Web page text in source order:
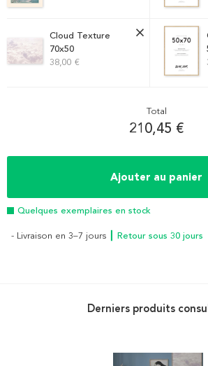
Cloud Texture
70x50
38,00 €
Total
210,45 €
Ajouter au panier
Quelques exemplaires en stock
- Livraison en 3–7 jours ┃ Retour sous 30 jours
Derniers produits